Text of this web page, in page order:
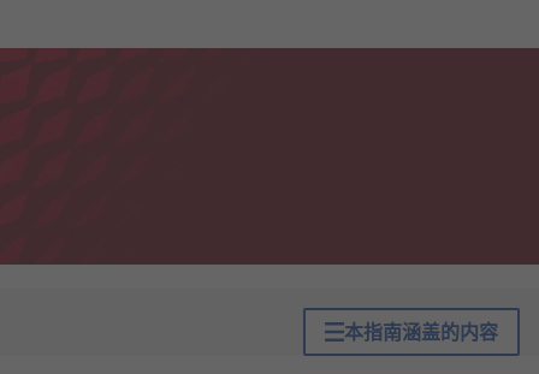
本指南涵盖的内容